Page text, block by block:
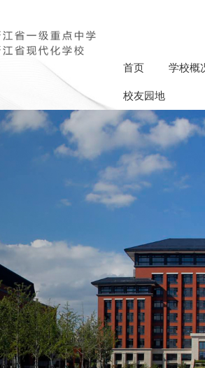
首页 学校概
校友园地